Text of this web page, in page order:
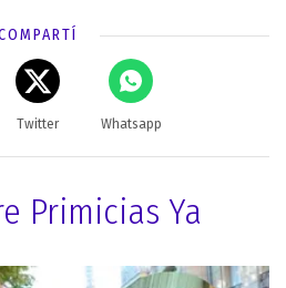
Twitter Whatsapp
Primicias Ya